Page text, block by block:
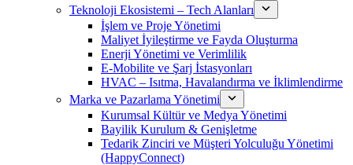
Teknoloji Ekosistemi – Tech Alanları
İşlem ve Proje Yönetimi
Maliyet İyileştirme ve Fayda Oluşturma
Enerji Yönetimi ve Verimlilik
E-Mobilite ve Şarj İstasyonları
HVAC – Isıtma, Havalandırma ve İklimlendirme
Marka ve Pazarlama Yönetimi
Kurumsal Kültür ve Medya Yönetimi
Bayilik Kurulum & Genişletme
Tedarik Zinciri ve Müşteri Yolculuğu Yönetimi
(HappyConnect)